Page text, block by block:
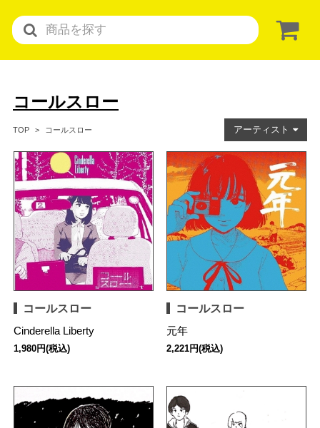
コールスロー
TOP コールスロー アーティスト
コールスロー
Cinderella Liberty
1,980円(税込)
コールスロー
元年
2,221円(税込)